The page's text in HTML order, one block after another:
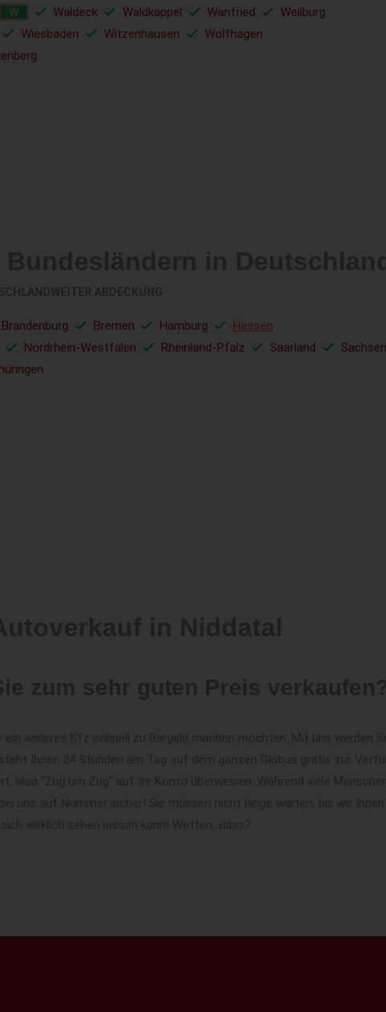
W Waldeck Waldkappel Wanfried
Weilburg
Wiesbaden Witzenhausen
Wolfhagen
Brandenburg Bremen Hamburg
Hessen
Nordrhein-Westfalen Rheinland-Pfalz Saarland
Sachsen